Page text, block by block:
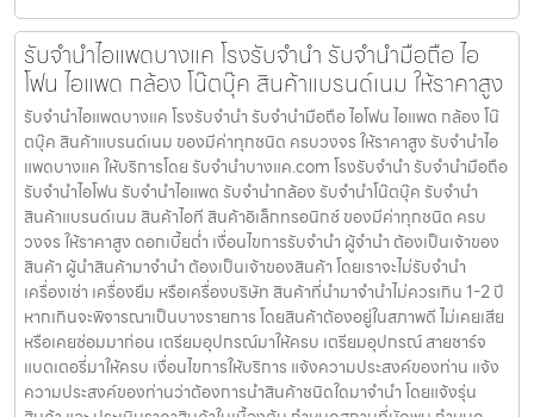
รับจำนำไอแพดบางแค โรงรับจำนำ รับจำนำมือถือ ไอ
โฟน ไอแพด กล้อง โน๊ตบุ๊ค สินค้าแบรนด์เนม ให้ราคาสูง
รับจำนำไอแพดบางแค โรงรับจำนำ รับจำนำมือถือ ไอโฟน ไอแพด กล้อง โน๊
ตบุ๊ค สินค้าแบรนด์เนม ของมีค่าทุกชนิด ครบวงจร ให้ราคาสูง รับจำนำไอ
แพดบางแค ให้บริการโดย รับจํานําบางแค.com โรงรับจำนำ รับจำนำมือถือ
รับจำนำไอโฟน รับจำนำไอแพด รับจำนำกล้อง รับจำนำโน๊ตบุ๊ค รับจำนำ
สินค้าแบรนด์เนม สินค้าไอที สินค้าอิเล็กทรอนิกซ์ ของมีค่าทุกชนิด ครบ
วงจร ให้ราคาสูง ดอกเบี้ยต่ำ เงื่อนไขการรับจำนำ ผู้จำนำ ต้องเป็นเจ้าของ
สินค้า ผู้นำสินค้ามาจำนำ ต้องเป็นเจ้าของสินค้า โดยเราจะไม่รับจำนำ
เครื่องเช่า เครื่องยืม หรือเครื่องบริษัท สินค้าที่นำมาจำนำไม่ควรเกิน 1-2 ปี
หากเกินจะพิจารณาเป็นบางรายการ โดยสินค้าต้องอยู่ในสภาพดี ไม่เคยเสีย
หรือเคยซ่อมมาก่อน เตรียมอุปกรณ์มาให้ครบ เตรียมอุปกรณ์ สายชาร์จ
แบตเตอรี่มาให้ครบ เงื่อนไขการให้บริการ แจ้งความประสงค์ของท่าน แจ้ง
ความประสงค์ของท่านว่าต้องการนำสินค้าชนิดใดมาจำนำ โดยแจ้งรุ่น